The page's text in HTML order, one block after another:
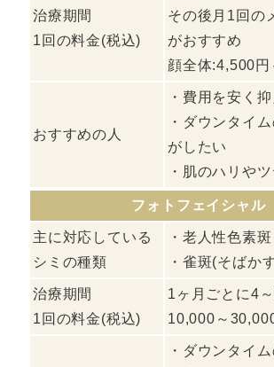
治療期間
1回の料金(税込)
その後月1回の
がおすすめ
顔全体:4,500円
おすすめの人
・費用を安く
・ダウンタイ
がしたい
・肌のハリや
フォトフェイシャル
主に対応している
シミの種類
・老人性色素
・雀斑(そばか
治療期間
1回の料金(税込)
1ヶ月ごとに4
10,000～
・ダウンタイ